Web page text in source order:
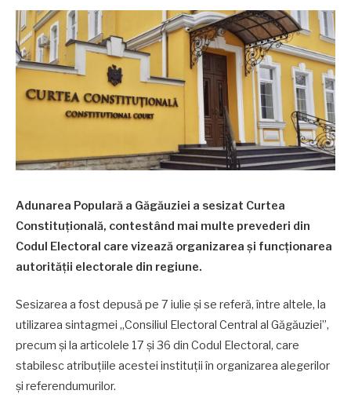
Adunarea Populară a Găgăuziei a sesizat Curtea
Constituțională, contestând mai multe prevederi din
Codul Electoral care vizează organizarea și funcționarea
autorității electorale din regiune.
Sesizarea a fost depusă pe 7 iulie și se referă, între altele, la
utilizarea sintagmei „Consiliul Electoral Central al Găgăuziei”,
precum și la articolele 17 și 36 din Codul Electoral, care
stabilesc atribuțiile acestei instituții în organizarea alegerilor
și referendumurilor.